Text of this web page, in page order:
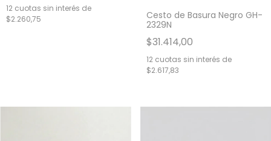
12 cuotas sin interés de
$2.260,75
Cesto de Basura Negro GH-
2329N
$31.414,00
12 cuotas sin interés de
$2.617,83